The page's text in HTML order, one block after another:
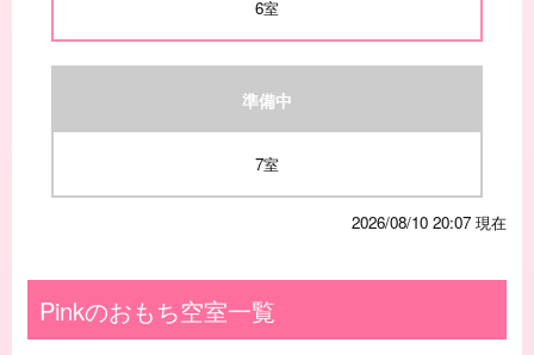
6室
準備中
7室
2026/08/10 20:07 現在
Pinkのおもち空室一覧